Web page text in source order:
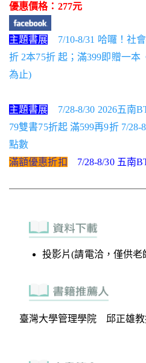
優惠價格：277元
主題書展
7/10-8/31 哈囉！社
折 2本75折 起；滿399即贈一
為止)
主題書展
7/28-8/30 2026五南
79雙書75折起 滿599再9折 7/28-
點數
滿額優惠折扣
7/28-8/30 五南
投影片(請電洽，僅供老